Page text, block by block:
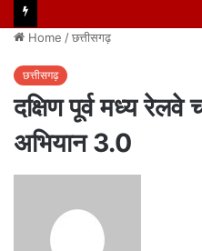
Home /छत्तीसगढ़
छत्तीसगढ़
दक्षिण पूर्व मध्य रेलवे
अभियान 3.0